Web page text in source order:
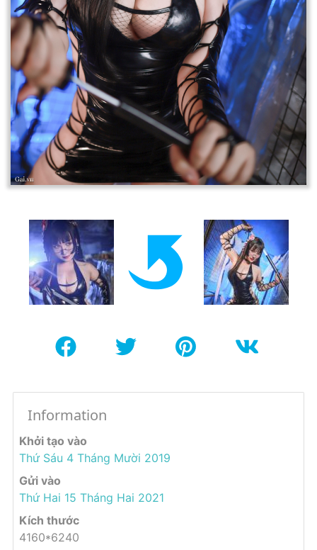
Information
Khởi tạo vào
Thứ Sáu 4 Tháng Mười 2019
Gửi vào
Thứ Hai 15 Tháng Hai 2021
Kích thước
4160*6240